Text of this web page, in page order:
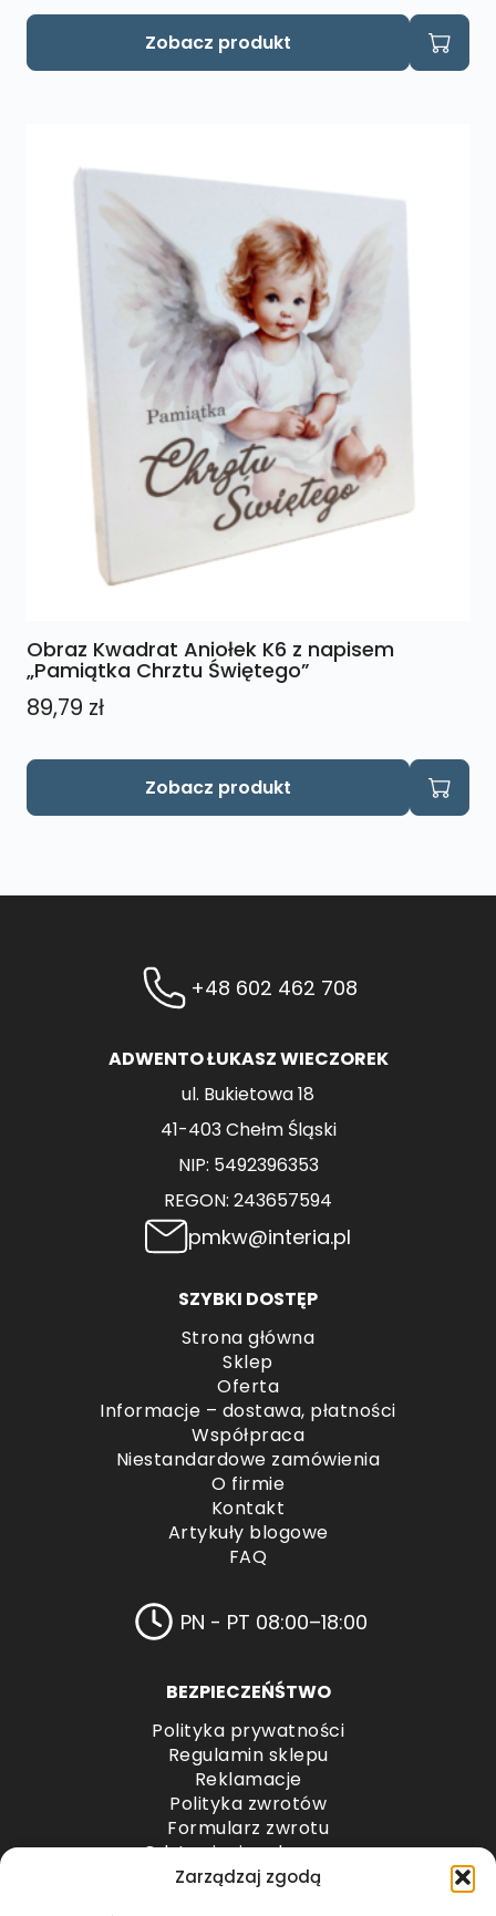
Zarządzaj zgodą
Zobacz produkt
Obraz Kwadrat Aniołek K6 z napisem
„Pamiątka Chrztu Świętego”
89,79 zł
Zobacz produkt
+48 602 462 708
ADWENTO ŁUKASZ WIECZOREK
ul. Bukietowa 18
41-403 Chełm Śląski
NIP: 5492396353
REGON: 243657594
pmkw@interia.pl
SZYBKI DOSTĘP
Strona główna
Sklep
Oferta
Informacje – dostawa, płatności
Współpraca
Niestandardowe zamówienia
O firmie
Kontakt
Artykuły blogowe
FAQ
PN - PT 08:00–18:00
BEZPIECZEŃŚTWO
Polityka prywatności
Regulamin sklepu
Reklamacje
Polityka zwrotów
Formularz zwrotu
Odstąpienie od umowy
Odstąpienie od umowy – przesyłki paletowe